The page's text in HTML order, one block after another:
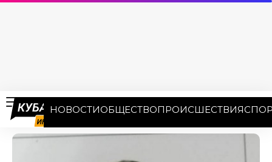
НОВОСТИОБЩЕСТВОПРОИСШЕСТВИЯ